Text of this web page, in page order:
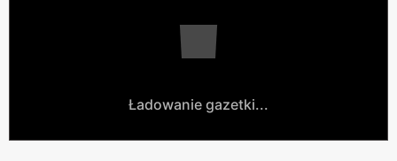
Ładowanie gazetki...